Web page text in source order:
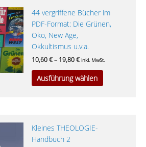
44 vergriffene Bücher im
PDF-Format: Die Grünen,
Öko, New Age,
Okkultismus u.v.a.
10,60€– 19,80€ inkl. MwSt.
Ausführung wählen
Dieses
Produkt
Varianten
auf.
Kleines THEOLOGIE-
Handbuch 2